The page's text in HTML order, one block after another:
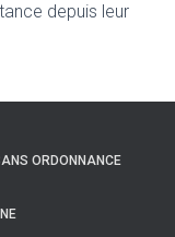
depuis leur
ORDONNANCE